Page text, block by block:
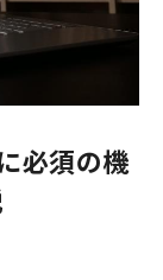
必須の機